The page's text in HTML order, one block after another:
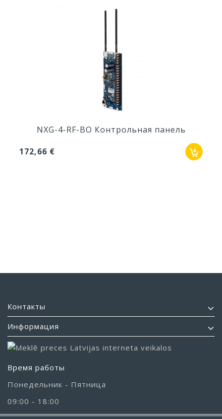
NX-002 Корпус для NX-4
NXG-4-RF-BO Контрольная панель
172,66 €
Контакты
Информация
Время работы
Понедельник - Пятница
09:00 - 18:00